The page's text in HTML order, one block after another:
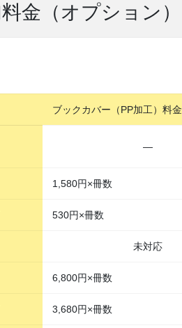
金（オプション）
ブックカバー（PP加工）料金
―
1,580円×冊数
530円×冊数
未対応
6,800円×冊数
3,680円×冊数